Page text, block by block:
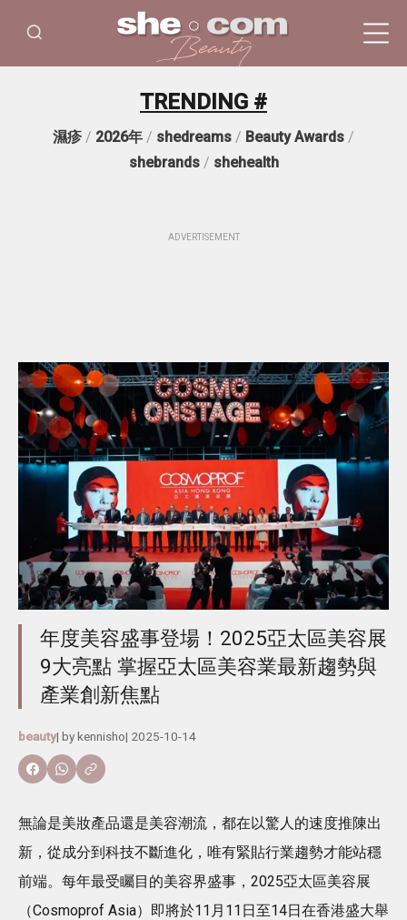
TRENDING #
濕疹 / 2026年 / shedreams / Beauty Awards /
shebrands/ shehealth
ADVERTISEMENT
年度美容盛事登場！2025亞太區美容展
9大亮點 掌握亞太區美容業最新趨勢與
產業創新焦點
beauty| bykennisho| 2025-10-14
無論是美妝產品還是美容潮流，都在以驚人的速度推陳出
新，從成分到科技不斷進化，唯有緊貼行業趨勢才能站穩
前端。每年最受矚目的美容界盛事，2025亞太區美容展
（Cosmoprof Asia）即將於11月11日至14日在香港盛大舉